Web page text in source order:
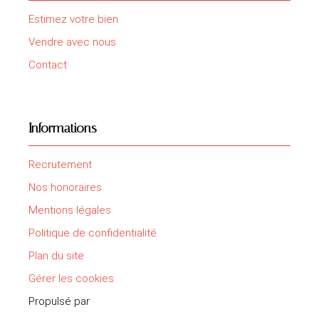
Estimez votre bien
Vendre avec nous
Contact
Informations
Recrutement
Nos honoraires
Mentions légales
Politique de confidentialité
Plan du site
Gérer les cookies
Propulsé par